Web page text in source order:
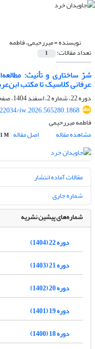
نویسنده =میررحیمی، فاطمه
تعداد مقالات: 1
شرّ ساختاری و تأنیث:
عرفانی کلاسیک تا مکتب
دوره 22، شماره 2، اسفند 1404، صفحه
iw.2026.565280.1868
فاطمه میررحیمی
مشاهده مقاله
اصل مقاله M
مقالات آماده انتشار
شماره جاری
شماره‌های پیشین نشریه
دوره 22 (1404)
دوره 21 (1403)
دوره 20 (1402)
دوره 19 (1401)
دوره 18 (1400)